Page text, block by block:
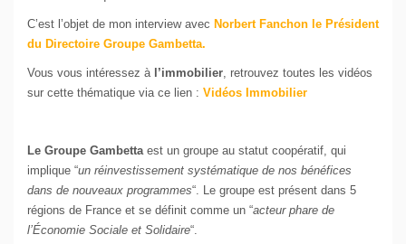
C’est l’objet de mon interview avec Norbert Fanchon le Président
du Directoire Groupe Gambetta.
Vous vous intéressez à l’immobilier, retrouvez toutes les vidéos
sur cette thématique via ce lien : Vidéos Immobilier
Le Groupe Gambettaest un groupe au statut coopératif, qui
implique “un réinvestissement systématique de nos bénéfices
dans de nouveaux programmes“. Le groupe est présent dans 5
régions de France et se définit comme un “acteur phare de
l’Économie Sociale et Solidaire“.